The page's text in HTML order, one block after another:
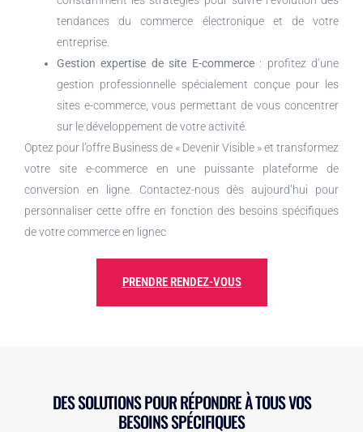
tendances du commerce électronique et de votre
entreprise.
Gestion expertise de site E-commerce : profitez d’une
gestion professionnelle spécialement conçue pour les
sites e-commerce, vous permettant de vous concentrer
sur le développement de votre activité.
Optez pour l’offre Business de « Devenir Visible » et transformez
votre site e-commerce en une puissante plateforme de
conversion en ligne. Contactez-nous dès aujourd’hui pour
personnaliser cette offre en fonction des besoins spécifiques
de votre commerce en lignec
PRENDRE RENDEZ-VOUS
DES SOLUTIONS POUR RÉPONDRE À TOUS VOS
BESOINS SPÉCIFIQUES